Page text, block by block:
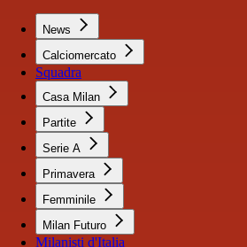
News
Calciomercato
Squadra
Casa Milan
Partite
Serie A
Primavera
Femminile
Milan Futuro
Milanisti d'Italia